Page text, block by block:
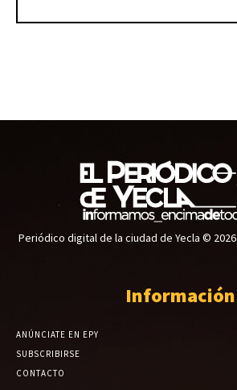
Periódico digital de la ciudad de Yecla © 2026
Información
ANÚNCIATE EN EPY
SUBSCRIBIRSE
CONTACTO